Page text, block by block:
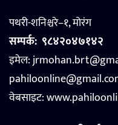
पथरी-शनिश्चरे–१, मोरंग
सम्पर्क: ९८४२०४७१४२
इमेल:
वेबसाइट: